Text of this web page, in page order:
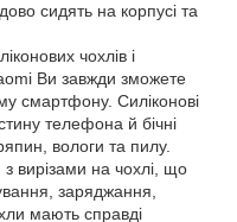
сидять на корпусі та
чохлів і
Ви завжди зможете
смартфону. Силіконові
телефона й бічні
вологи та пилу.
з вирізами на чохлі, що
заряджання,
мають справді